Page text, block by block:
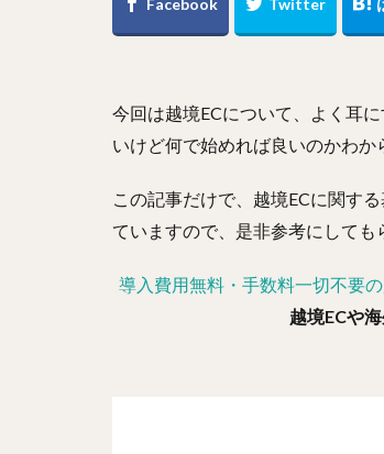
今回は越境ECについて、よく耳
いけど何で始めれば良いのかわか
この記事だけで、越境ECに関す
ていますので、是非参考にしても
導入費用無料・手数料一切不要
越境ECや